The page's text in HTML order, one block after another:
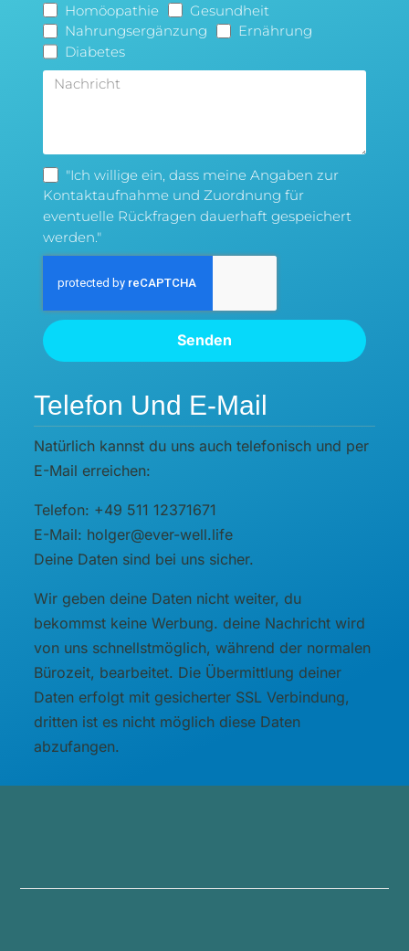
Homöopathie
Gesundheit
Nahrungsergänzung
Ernährung
Diabetes
"Ich willige ein, dass meine Angaben zur
Kontaktaufnahme und Zuordnung für
eventuelle Rückfragen dauerhaft gespeichert
werden."
Senden
Telefon Und E-Mail
Natürlich kannst du uns auch telefonisch und per
E-Mail erreichen:
Telefon: +49 511 12371671
E-Mail: holger@ever-well.life
Deine Daten sind bei uns sicher.
Wir geben deine Daten nicht weiter, du
bekommst keine Werbung. deine Nachricht wird
von uns schnellstmöglich, während der normalen
Bürozeit, bearbeitet. Die Übermittlung deiner
Daten erfolgt mit gesicherter SSL Verbindung,
dritten ist es nicht möglich diese Daten
abzufangen.